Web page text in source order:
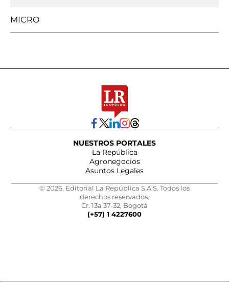
MICRO
NUESTROS PORTALES
La República
Agronegocios
Asuntos Legales
© 2026, Editorial La República S.A.S. Todos los
derechos reservados.
Cr. 13a 37-32, Bogotá
(+57) 1 4227600